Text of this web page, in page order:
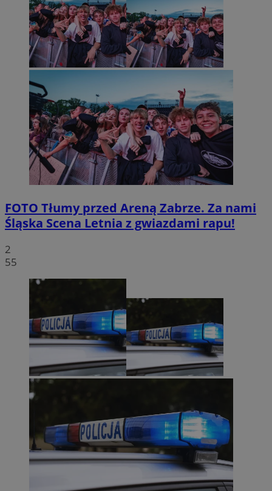
FOTO Tłumy przed Areną Zabrze. Za nami
Śląska Scena Letnia z gwiazdami rapu!
2
55